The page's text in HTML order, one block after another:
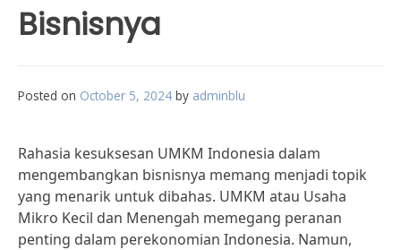
Bisnisnya
Posted on October 5, 2024 by adminblu
Rahasia kesuksesan UMKM Indonesia dalam
mengembangkan bisnisnya memang menjadi topik
yang menarik untuk dibahas. UMKM atau Usaha
Mikro Kecil dan Menengah memegang peranan
penting dalam perekonomian Indonesia. Namun,